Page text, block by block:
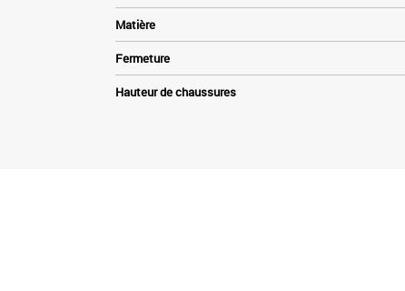
Matière
Fermeture
Hauteur de chaussures